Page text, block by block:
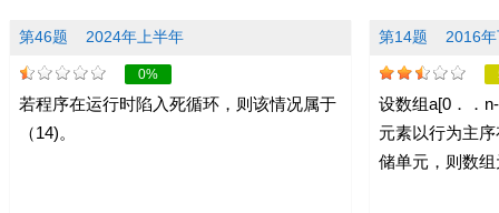
第46题 2024年上半年
0%
若程序在运行时陷入死循环，则该情况属于
（14)。
第14题 2016
设数组a[0．．
元素以行为主
储单元，则数